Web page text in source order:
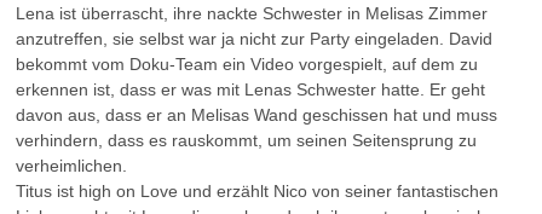
Lena ist überrascht, ihre nackte Schwester in Melisas Zimmer
anzutreffen, sie selbst war ja nicht zur Party eingeladen. David
bekommt vom Doku-Team ein Video vorgespielt, auf dem zu
erkennen ist, dass er was mit Lenas Schwester hatte. Er geht
davon aus, dass er an Melisas Wand geschissen hat und muss
verhindern, dass es rauskommt, um seinen Seitensprung zu
verheimlichen.
Titus ist high on Love und erzählt Nico von seiner fantastischen